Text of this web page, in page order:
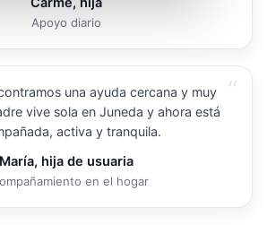
Apoyo diario
“
una ayuda cercana y muy
vive sola en Juneda y ahora está
activa y tranquila.
María, hija de usuaria
en el hogar